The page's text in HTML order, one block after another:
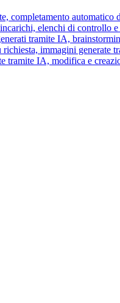
completamento automatico
elenchi di controllo
tramite IA,
richiesta, immagini generate
tramite IA, modifica e